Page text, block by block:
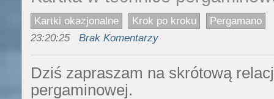
Kartki okazjonalne Krok po kroku
Pergamano
23:20:25
Brak Komentarzy
Dziś zapraszam na skrótową
pergaminowej.